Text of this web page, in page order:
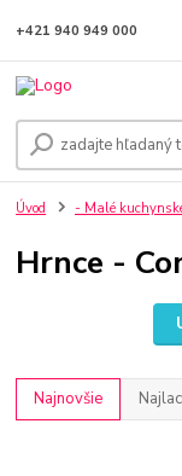
+421 940 949 000
Úvod - Malé
Hrnce -
Najnovšie